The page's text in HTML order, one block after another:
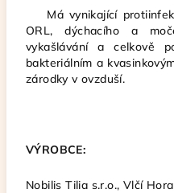
Má vynikající
ORL, dýchacího a
vykašlávání a celkově
bakteriálním a
zárodky v ovzduší.
VÝROBCE:
Nobilis Tilia s.r.o., Vlčí